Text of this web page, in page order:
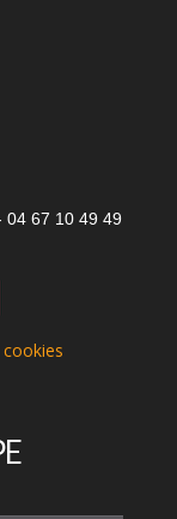
04 67 10 49 49